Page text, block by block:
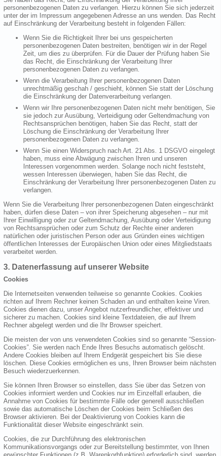
personenbezogenen Daten zu verlangen. Hierzu können Sie sich jederzeit
unter der im Impressum angegebenen Adresse an uns wenden. Das Recht
auf Einschränkung der Verarbeitung besteht in folgenden Fällen:
Wenn Sie die Richtigkeit Ihrer bei uns gespeicherten
personenbezogenen Daten bestreiten, benötigen wir in der Regel
Zeit, um dies zu überprüfen. Für die Dauer der Prüfung haben Sie
das Recht, die Einschränkung der Verarbeitung Ihrer
personenbezogenen Daten zu verlangen.
Wenn die Verarbeitung Ihrer personenbezogenen Daten
unrechtmäßig geschah / geschieht, können Sie statt der Löschung
die Einschränkung der Datenverarbeitung verlangen.
Wenn wir Ihre personenbezogenen Daten nicht mehr benötigen, Sie
sie jedoch zur Ausübung, Verteidigung oder Geltendmachung von
Rechtsansprüchen benötigen, haben Sie das Recht, statt der
Löschung die Einschränkung der Verarbeitung Ihrer
personenbezogenen Daten zu verlangen.
Wenn Sie einen Widerspruch nach Art. 21 Abs. 1 DSGVO eingelegt
haben, muss eine Abwägung zwischen Ihren und unseren
Interessen vorgenommen werden. Solange noch nicht feststeht,
wessen Interessen überwiegen, haben Sie das Recht, die
Einschränkung der Verarbeitung Ihrer personenbezogenen Daten zu
verlangen.
Wenn Sie die Verarbeitung Ihrer personenbezogenen Daten eingeschränkt
haben, dürfen diese Daten – von ihrer Speicherung abgesehen – nur mit
Ihrer Einwilligung oder zur Geltendmachung, Ausübung oder Verteidigung
von Rechtsansprüchen oder zum Schutz der Rechte einer anderen
natürlichen oder juristischen Person oder aus Gründen eines wichtigen
öffentlichen Interesses der Europäischen Union oder eines Mitgliedstaats
verarbeitet werden.
3. Datenerfassung auf unserer Website
Cookies
Die Internetseiten verwenden teilweise so genannte Cookies. Cookies
richten auf Ihrem Rechner keinen Schaden an und enthalten keine Viren.
Cookies dienen dazu, unser Angebot nutzerfreundlicher, effektiver und
sicherer zu machen. Cookies sind kleine Textdateien, die auf Ihrem
Rechner abgelegt werden und die Ihr Browser speichert.
Die meisten der von uns verwendeten Cookies sind so genannte “Session-
Cookies”. Sie werden nach Ende Ihres Besuchs automatisch gelöscht.
Andere Cookies bleiben auf Ihrem Endgerät gespeichert bis Sie diese
löschen. Diese Cookies ermöglichen es uns, Ihren Browser beim nächsten
Besuch wiederzuerkennen.
Sie können Ihren Browser so einstellen, dass Sie über das Setzen von
Cookies informiert werden und Cookies nur im Einzelfall erlauben, die
Annahme von Cookies für bestimmte Fälle oder generell ausschließen
sowie das automatische Löschen der Cookies beim Schließen des
Browser aktivieren. Bei der Deaktivierung von Cookies kann die
Funktionalität dieser Website eingeschränkt sein.
Cookies, die zur Durchführung des elektronischen
Kommunikationsvorgangs oder zur Bereitstellung bestimmter, von Ihnen